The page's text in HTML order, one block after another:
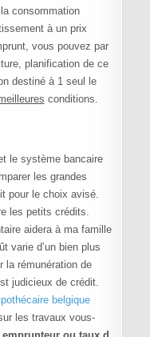
consommation
à un prix
vous pouvez par
planification de ce
destiné à 1 seul le
conditions.
le système bancaire
les grandes
pour le choix avisé.
les petits crédits.
aidera à ma famille
varie d’un bien plus
la rémunération de
judicieux de crédit.
belgique
les travaux vous-